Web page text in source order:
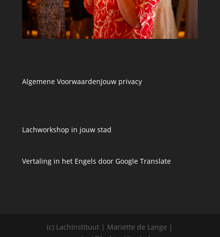
Algemene VoorwaardenJouw privacy
Lachworkshop in jouw stad
Vertaling in het Engels door Google Translate
(c) LachInstituut | Mariette de Lange |